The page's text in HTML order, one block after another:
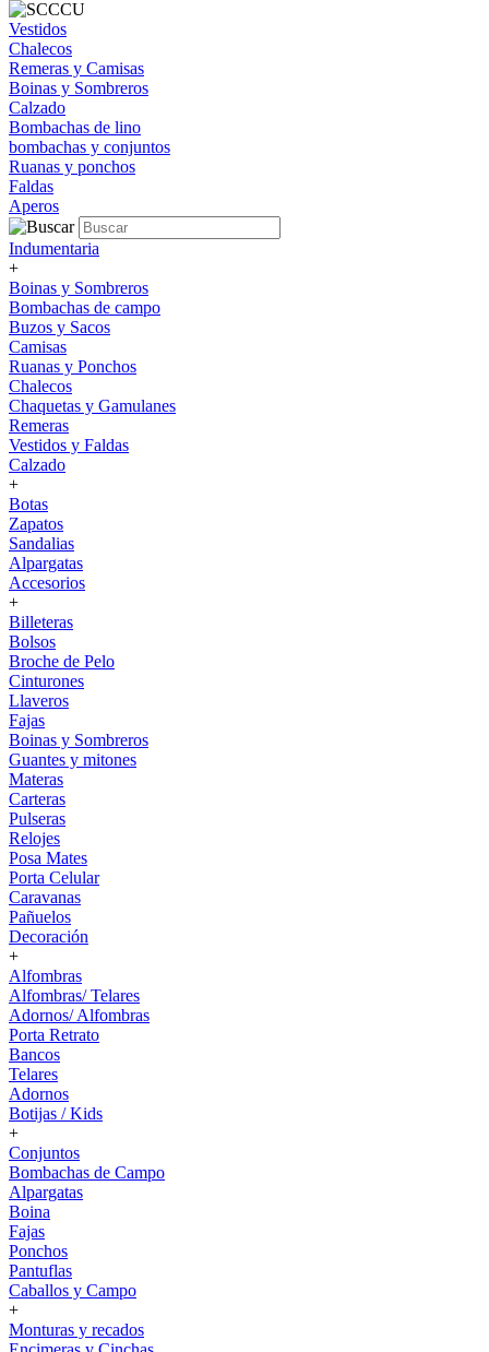
Vestidos
Chalecos
Remeras y Camisas
Boinas y Sombreros
Calzado
Bombachas de lino
bombachas y conjuntos
Ruanas y ponchos
Faldas
Aperos
Indumentaria
+
Boinas y Sombreros
Bombachas de campo
Buzos y Sacos
Camisas
Ruanas y Ponchos
Chalecos
Chaquetas y Gamulanes
Remeras
Vestidos y Faldas
Calzado
+
Botas
Zapatos
Sandalias
Alpargatas
Accesorios
+
Billeteras
Bolsos
Broche de Pelo
Cinturones
Llaveros
Fajas
Boinas y Sombreros
Guantes y mitones
Materas
Carteras
Pulseras
Relojes
Posa Mates
Porta Celular
Caravanas
Pañuelos
Decoración
+
Alfombras
Alfombras/ Telares
Adornos/ Alfombras
Porta Retrato
Bancos
Telares
Adornos
Botijas / Kids
+
Conjuntos
Bombachas de Campo
Alpargatas
Boina
Fajas
Ponchos
Pantuflas
Caballos y Campo
+
Monturas y recados